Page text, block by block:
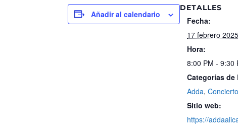
Añadir al calendario
DETALLES
Fecha:
17 febrero 2025
Hora:
8:00 PM - 9:30
Categorías de
Adda,
Sitio web:
https://